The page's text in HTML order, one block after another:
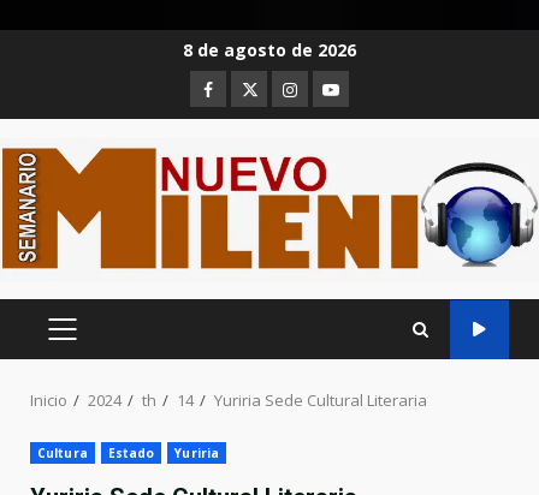
8 de agosto de 2026
Facebook
TwitterInstagram
Youtube
MENÚ
Inicio 2024 th 14 Yuriria Sede Cultural Literaria
Cultura Estado Yuriria